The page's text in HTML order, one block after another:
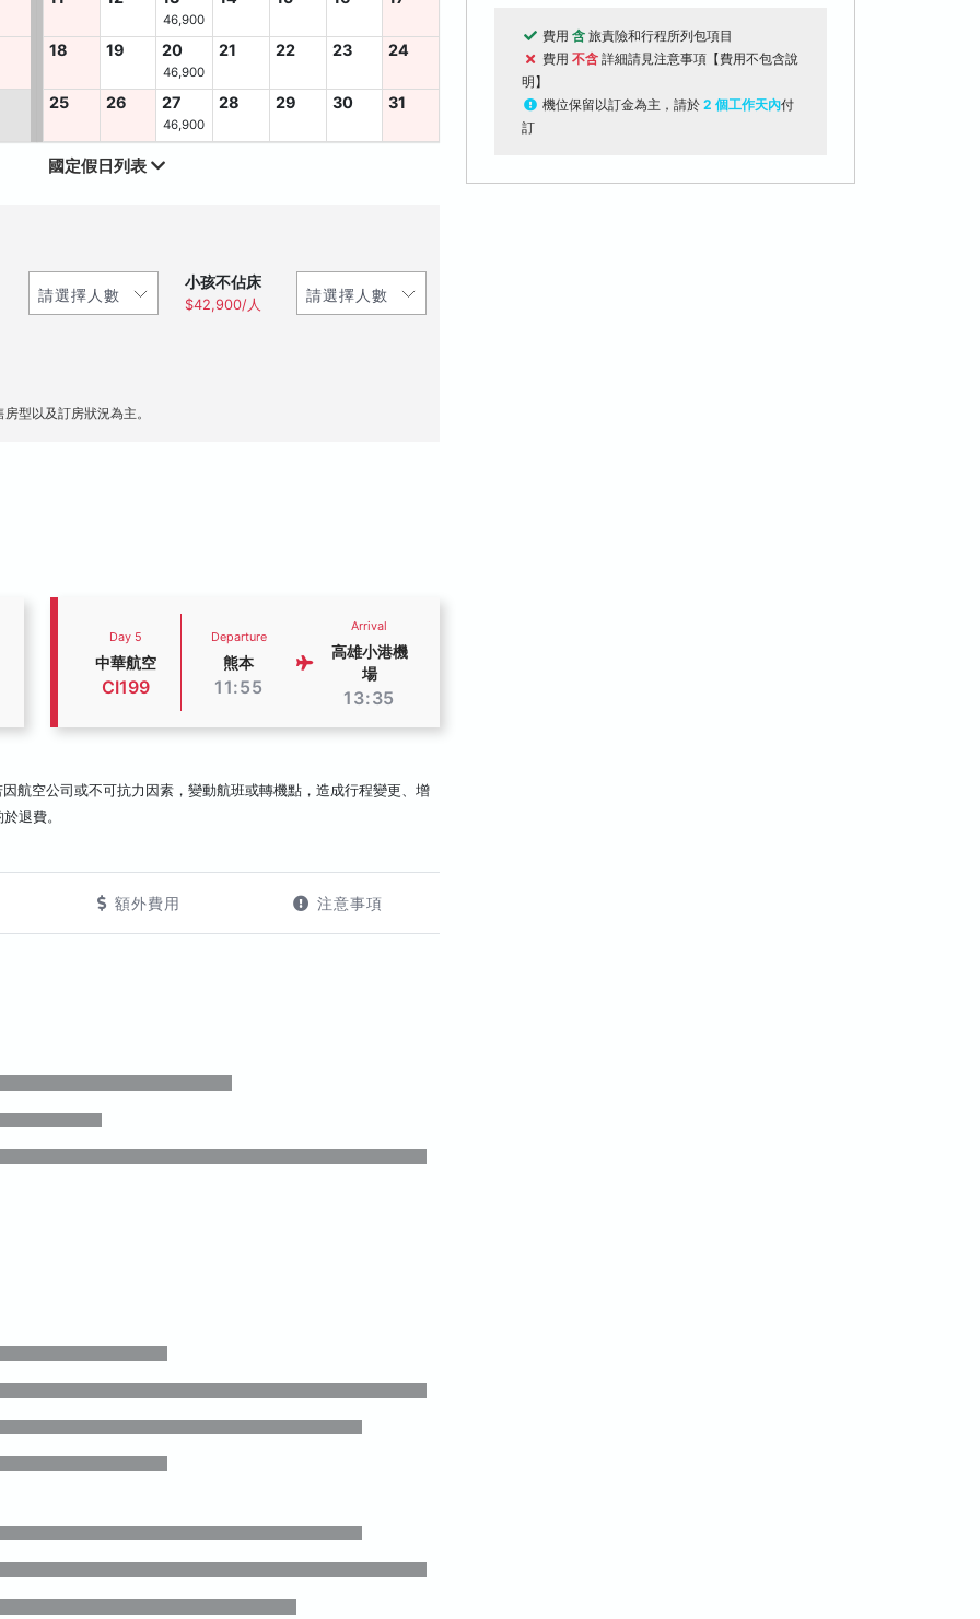
46,900
18 19 20
46,900
21 22 23 24
25 26 27
46,900
28 29 30 31
國定假日列表
小孩不佔床
$42,900/人
型以及訂房狀況為主。
Day 5
中華航空
CI199
Departure
熊本
11:55
Arrival
高雄小港機
場
13:35
航空公司或不可抗力因素，變動航班或轉機點，造成行程變更、增
退費。
額外費用 注意事項
費用 含 旅責險和行程所列包項目
費用 不含 詳細請見注意事項【費用不包含說
明】
機位保留以訂金為主，請於 2 個工作天內付
訂